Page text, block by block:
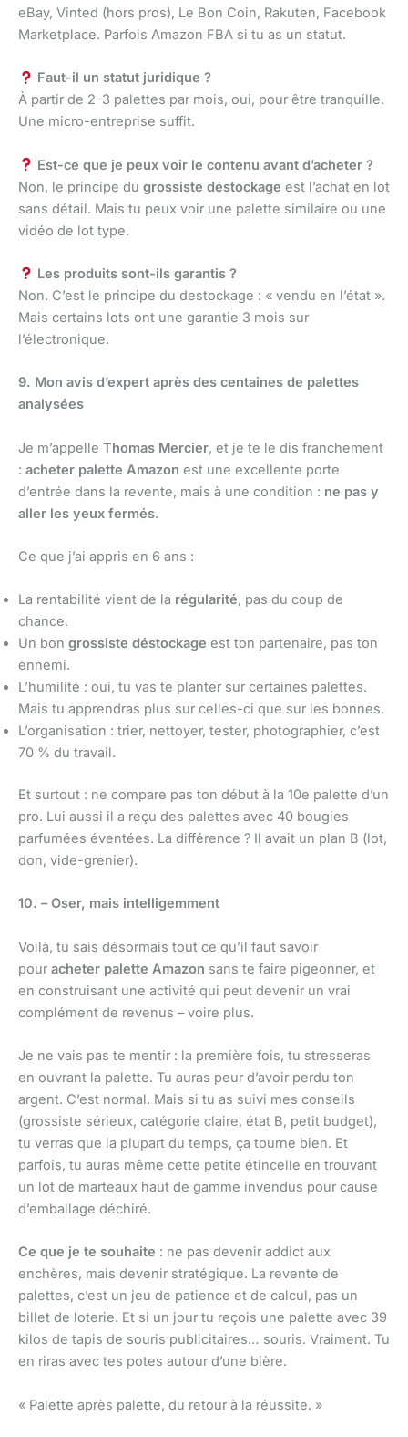
eBay, Vinted (hors pros), Le Bon Coin, Rakuten, Facebook
Marketplace. Parfois Amazon FBA si tu as un statut.
Faut-il un statut juridique ?
À partir de 2-3 palettes par mois, oui, pour être tranquille.
Une micro-entreprise suffit.
Est-ce que je peux voir le contenu avant d’acheter ?
Non, le principe du grossiste déstockage est l’achat en lot
sans détail. Mais tu peux voir une palette similaire ou une
vidéo de lot type.
Les produits sont-ils garantis ?
Non. C’est le principe du destockage : « vendu en l’état ».
Mais certains lots ont une garantie 3 mois sur
l’électronique.
9. Mon avis d’expert après des centaines de palettes
analysées
Je m’appelle Thomas Mercier, et je te le dis franchement
: acheter palette Amazon est une excellente porte
d’entrée dans la revente, mais à une condition : ne pas y
aller les yeux fermés.
Ce que j’ai appris en 6 ans :
La rentabilité vient de la régularité, pas du coup de
chance.
Un bon grossiste déstockage est ton partenaire, pas ton
ennemi.
L’humilité : oui, tu vas te planter sur certaines palettes.
Mais tu apprendras plus sur celles-ci que sur les bonnes.
L’organisation : trier, nettoyer, tester, photographier, c’est
70 % du travail.
Et surtout : ne compare pas ton début à la 10e palette d’un
pro. Lui aussi il a reçu des palettes avec 40 bougies
parfumées éventées. La différence ? Il avait un plan B (lot,
don, vide-grenier).
10. – Oser, mais intelligemment
Voilà, tu sais désormais tout ce qu’il faut savoir
pour acheter palette Amazon sans te faire pigeonner, et
en construisant une activité qui peut devenir un vrai
complément de revenus – voire plus.
Je ne vais pas te mentir : la première fois, tu stresseras
en ouvrant la palette. Tu auras peur d’avoir perdu ton
argent. C’est normal. Mais si tu as suivi mes conseils
(grossiste sérieux, catégorie claire, état B, petit budget),
tu verras que la plupart du temps, ça tourne bien. Et
parfois, tu auras même cette petite étincelle en trouvant
un lot de marteaux haut de gamme invendus pour cause
d’emballage déchiré.
Ce que je te souhaite : ne pas devenir addict aux
enchères, mais devenir stratégique. La revente de
palettes, c’est un jeu de patience et de calcul, pas un
billet de loterie. Et si un jour tu reçois une palette avec 39
kilos de tapis de souris publicitaires… souris. Vraiment. Tu
en riras avec tes potes autour d’une bière.
« Palette après palette, du retour à la réussite. »